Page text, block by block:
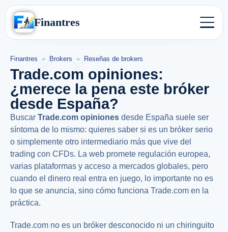
Finantres
Finantres » Brokers » Reseñas de brokers
Trade.com opiniones:
¿merece la pena este bróker
desde España?
Buscar Trade.com opiniones desde España suele ser
síntoma de lo mismo: quieres saber si es un bróker serio
o simplemente otro intermediario más que vive del
trading con CFDs. La web promete regulación europea,
varias plataformas y acceso a mercados globales, pero
cuando el dinero real entra en juego, lo importante no es
lo que se anuncia, sino cómo funciona Trade.com en la
práctica.
Trade.com no es un bróker desconocido ni un chiringuito